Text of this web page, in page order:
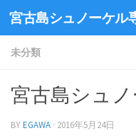
宮古島シュノーケル
未分類
宮古島シュ
BYEGAWA · 2016年5月24日